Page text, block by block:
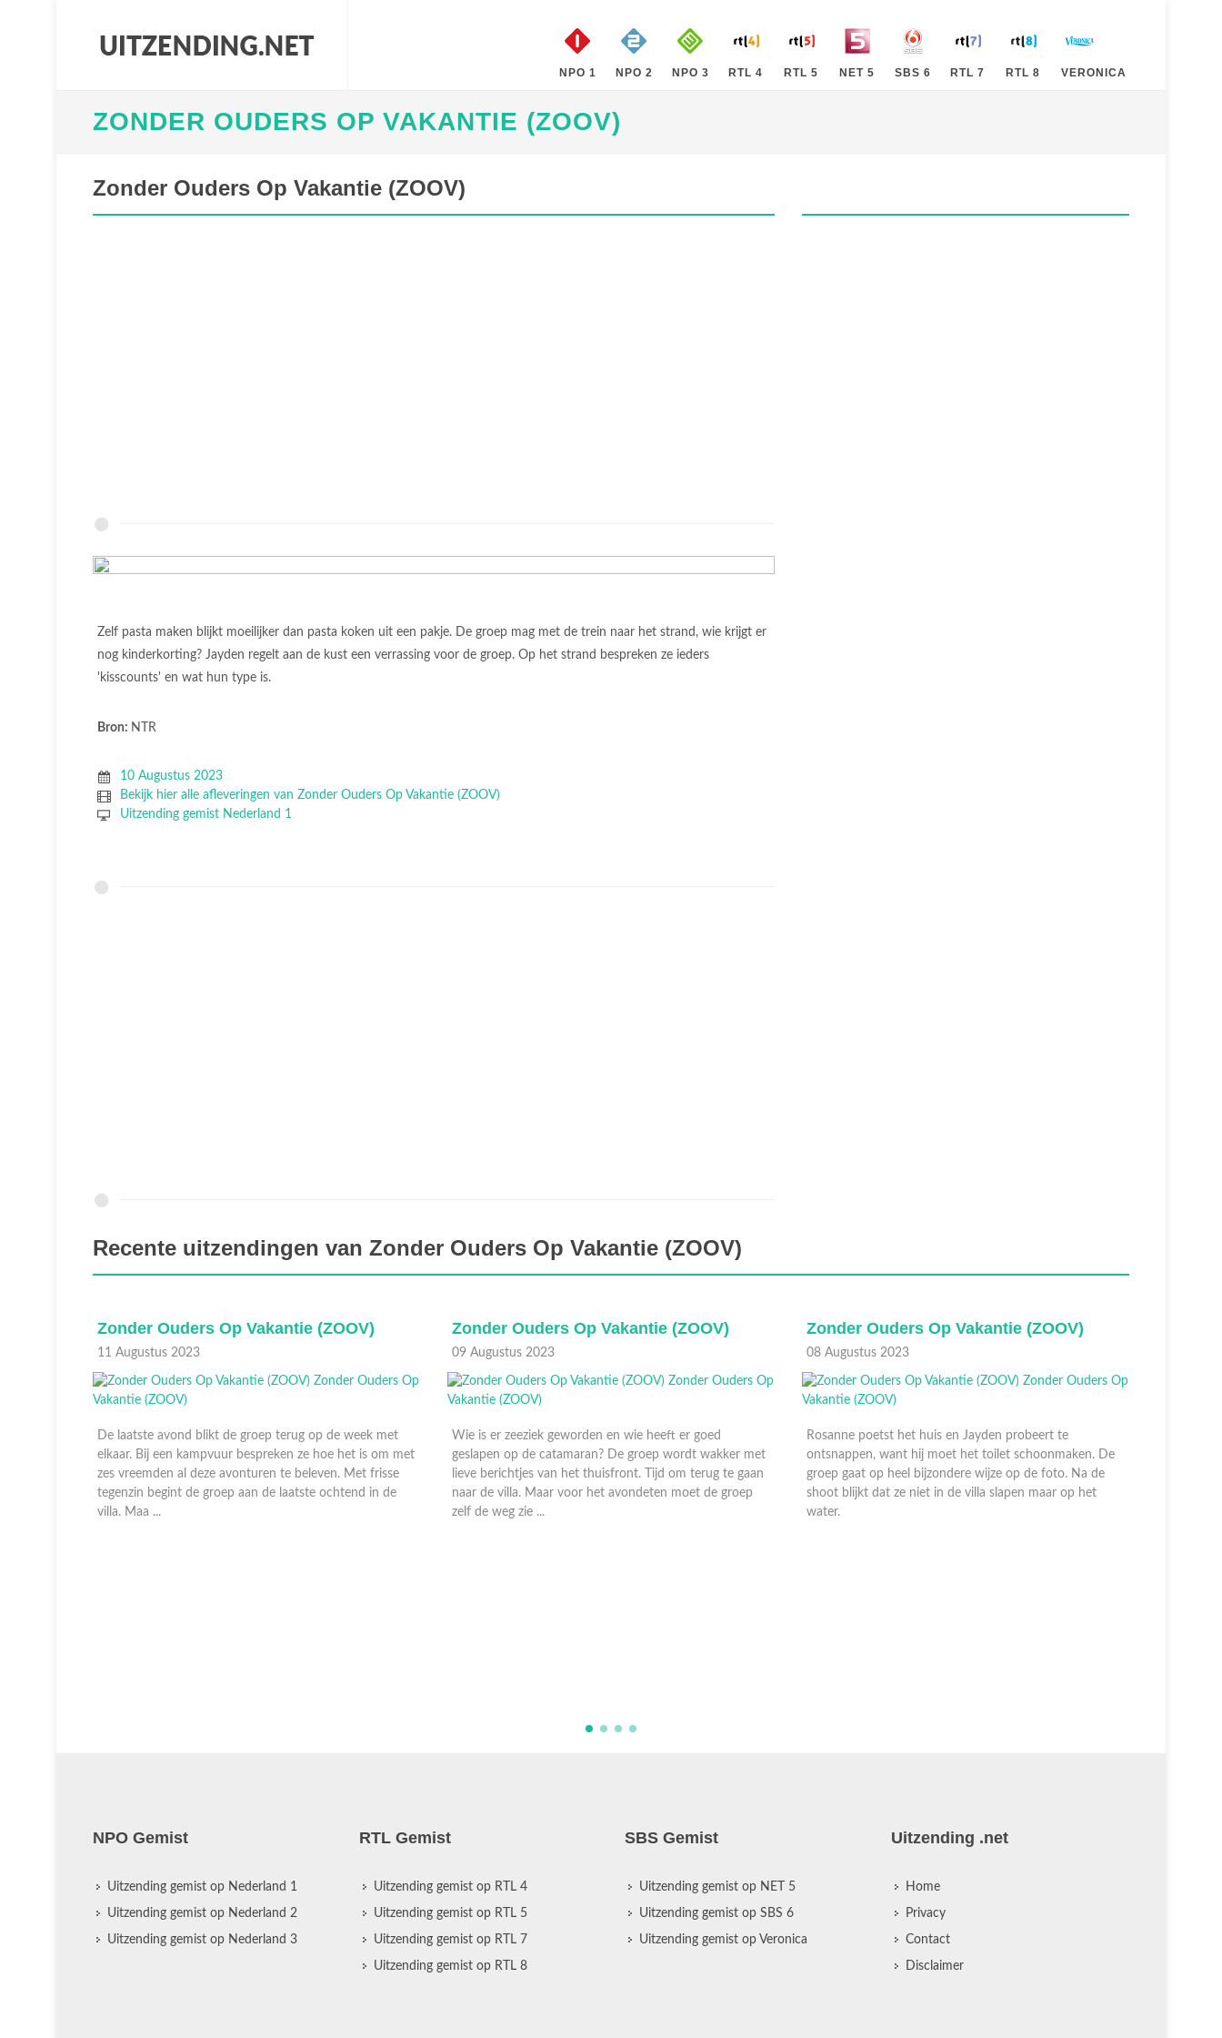
NPO 1 NPO 2 NPO 3 RTL 4 RTL 5 NET 5 SBS 6 RTL 7 RTL 8 VERONICA
ZONDER OUDERS OP VAKANTIE (ZOOV)
Zonder Ouders Op Vakantie (ZOOV)
Zelf pasta maken blijkt moeilijker dan pasta koken uit een pakje. De groep mag met de trein naar het strand, wie krijgt er
nog kinderkorting? Jayden regelt aan de kust een verrassing voor de groep. Op het strand bespreken ze ieders
'kisscounts' en wat hun type is.
Bron: NTR
10 Augustus 2023
Bekijk hier alle afleveringen van Zonder Ouders Op Vakantie (ZOOV)
Uitzending gemist Nederland 1
Recente uitzendingen van Zonder Ouders Op Vakantie (ZOOV)
Zonder Ouders Op Vakantie (ZOOV)
11 Augustus 2023
De laatste avond blikt de groep terug op de week met
elkaar. Bij een kampvuur bespreken ze hoe het is om met
zes vreemden al deze avonturen te beleven. Met frisse
tegenzin begint de groep aan de laatste ochtend in de
villa. Maa ...
Zonder Ouders Op Vakantie (ZOOV)
09 Augustus 2023
Wie is er zeeziek geworden en wie heeft er goed
geslapen op de catamaran? De groep wordt wakker met
lieve berichtjes van het thuisfront. Tijd om terug te gaan
naar de villa. Maar voor het avondeten moet de groep
zelf de weg zie ...
Zonder Ouders Op Vakantie (ZOOV)
08 Augustus 2023
Rosanne poetst het huis en Jayden probeert te
ontsnappen, want hij moet het toilet schoonmaken. De
groep gaat op heel bijzondere wijze op de foto. Na de
shoot blijkt dat ze niet in de villa slapen maar op het
water.
NPO Gemist
Uitzending gemist op Nederland 1
Uitzending gemist op Nederland 2
Uitzending gemist op Nederland 3
RTL Gemist
Uitzending gemist op RTL 4
Uitzending gemist op RTL 5
Uitzending gemist op RTL 7
Uitzending gemist op RTL 8
SBS Gemist
Uitzending gemist op NET 5
Uitzending gemist op SBS 6
Uitzending gemist op Veronica
Uitzending .net
Home
Privacy
Contact
Disclaimer